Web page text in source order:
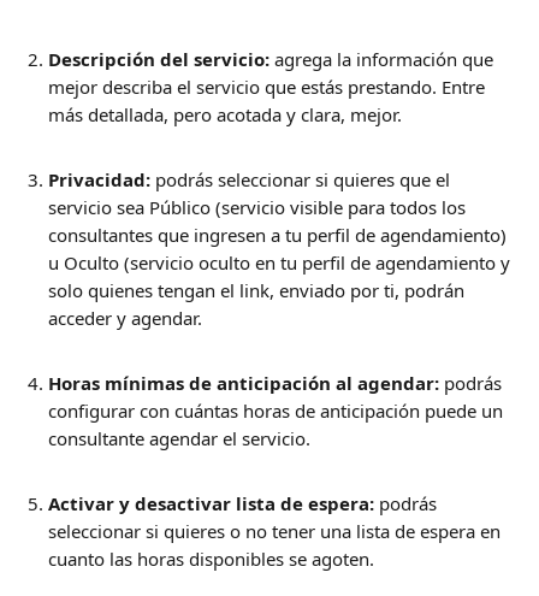
Descripción del servicio: agrega la información que
mejor describa el servicio que estás prestando. Entre
más detallada, pero acotada y clara, mejor.
Privacidad: podrás seleccionar si quieres que el
servicio sea Público (servicio visible para todos los
consultantes que ingresen a tu perfil de agendamiento)
u Oculto (servicio oculto en tu perfil de agendamiento y
solo quienes tengan el link, enviado por ti, podrán
acceder y agendar.
Horas mínimas de anticipación al agendar: podrás
configurar con cuántas horas de anticipación puede un
consultante agendar el servicio.
Activar y desactivar lista de espera: podrás
seleccionar si quieres o no tener una lista de espera en
cuanto las horas disponibles se agoten.